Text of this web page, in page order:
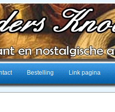
Bestelling Link pagina